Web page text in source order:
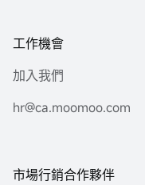
工作機會
加入我們
hr@ca.moomoo.com
市場行銷合作夥伴